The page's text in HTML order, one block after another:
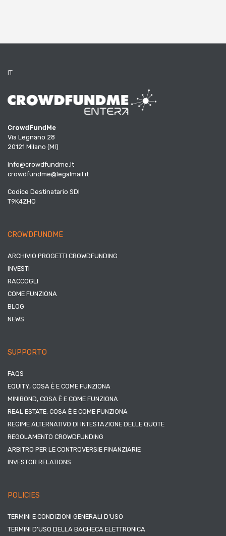
IT
CrowdFundMe
Via Legnano 28
20121 Milano (MI)
info@crowdfundme.it
crowdfundme@legalmail.it
Codice Destinatario SDI
T9K4ZHO
CROWDFUNDME
ARCHIVIO PROGETTI CROWDFUNDING
INVESTI
RACCOGLI
COME FUNZIONA
BLOG
NEWS
SUPPORTO
FAQS
EQUITY, COSA È E COME FUNZIONA
MINIBOND, COSA È E COME FUNZIONA
REAL ESTATE, COSA È E COME FUNZIONA
REGIME ALTERNATIVO DI INTESTAZIONE DELLE QUOTE
REGOLAMENTO CROWDFUNDING
ARBITRO PER LE CONTROVERSIE FINANZIARIE
INVESTOR RELATIONS
POLICIES
TERMINI E CONDIZIONI GENERALI D’USO
TERMINI D’USO DELLA BACHECA ELETTRONICA